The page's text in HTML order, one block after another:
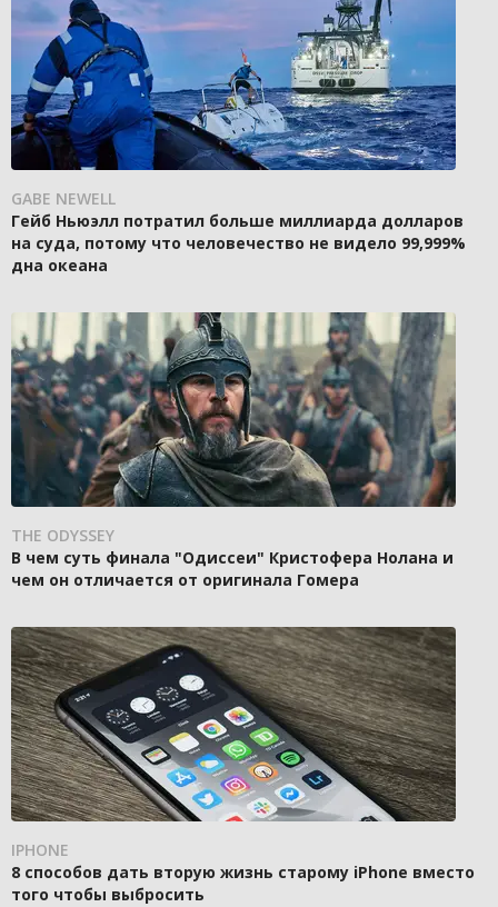
GABE NEWELL
Гейб Ньюэлл потратил больше миллиарда долларов
на суда, потому что человечество не видело 99,999%
дна океана
THE ODYSSEY
В чем суть финала "Одиссеи" Кристофера Нолана и
чем он отличается от оригинала Гомера
IPHONE
8 способов дать вторую жизнь старому iPhone вместо
того чтобы выбросить